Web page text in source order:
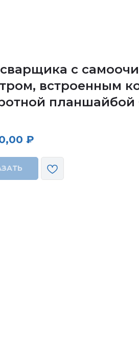
с
встроенным
₽